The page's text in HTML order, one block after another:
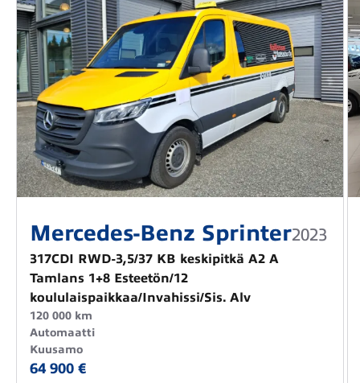
Mercedes-Benz Sprinter2023
317CDI RWD-3,5/37 KB keskipitkä A2 A
Tamlans 1+8 Esteetön/12
koululaispaikkaa/Invahissi/Sis. Alv
120 000 km
Automaatti
Kuusamo
64 900 €